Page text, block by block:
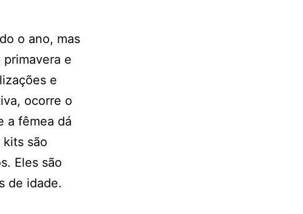
o ano, mas
e
e
ocorre o
a fêmea dá
são
Eles são
de idade.